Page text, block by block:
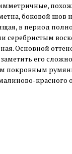
боковой шов
в период
серебристым
Основной
его
покровным
красного